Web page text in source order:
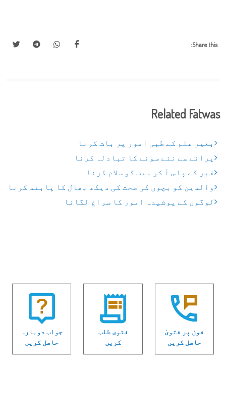
Share this:
Related Fatwas
بغیر علم کے طبی امور پر بات کرنا
پرانے سے نئے سونے کا تبادلہ کرنا
قبر کے پاس آ کر میت کو سلام کرنا
والدین کو بچوں کی صحت کی دیکھ بھال کا پابند کرنا
لوگوں کے پوشیدہ امور کا سراغ لگانا
فون پر فتویٰ
حاصل کریں
فتوی طلب
کریں
جواب دوبارہ
حاصل کریں